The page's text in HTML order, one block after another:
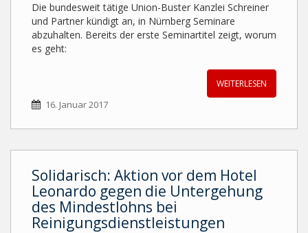
Die bundesweit tätige Union-Buster Kanzlei Schreiner
und Partner kündigt an, in Nürnberg Seminare
abzuhalten. Bereits der erste Seminartitel zeigt, worum
es geht:
WEITERLESEN
16. Januar 2017
Solidarisch: Aktion vor dem Hotel
Leonardo gegen die Untergehung
des Mindestlohns bei
Reinigungsdienstleistungen